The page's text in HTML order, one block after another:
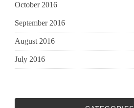
October 2016
September 2016
August 2016
July 2016